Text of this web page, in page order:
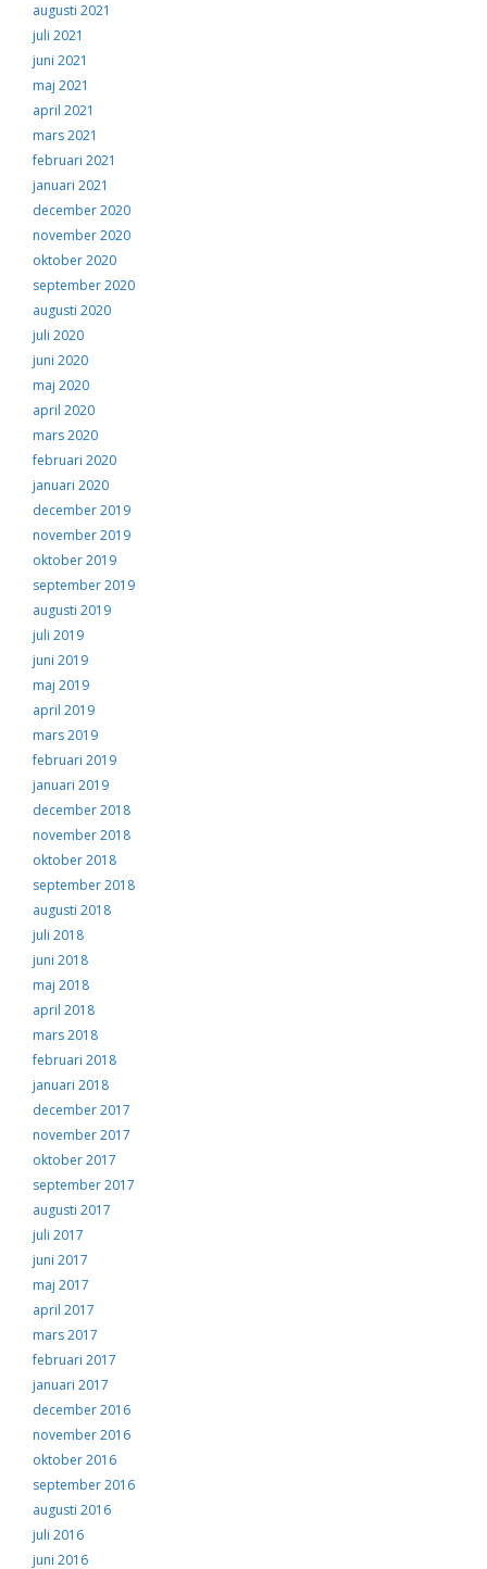
augusti 2021
juli 2021
juni 2021
maj 2021
april 2021
mars 2021
februari 2021
januari 2021
december 2020
november 2020
oktober 2020
september 2020
augusti 2020
juli 2020
juni 2020
maj 2020
april 2020
mars 2020
februari 2020
januari 2020
december 2019
november 2019
oktober 2019
september 2019
augusti 2019
juli 2019
juni 2019
maj 2019
april 2019
mars 2019
februari 2019
januari 2019
december 2018
november 2018
oktober 2018
september 2018
augusti 2018
juli 2018
juni 2018
maj 2018
april 2018
mars 2018
februari 2018
januari 2018
december 2017
november 2017
oktober 2017
september 2017
augusti 2017
juli 2017
juni 2017
maj 2017
april 2017
mars 2017
februari 2017
januari 2017
december 2016
november 2016
oktober 2016
september 2016
augusti 2016
juli 2016
juni 2016